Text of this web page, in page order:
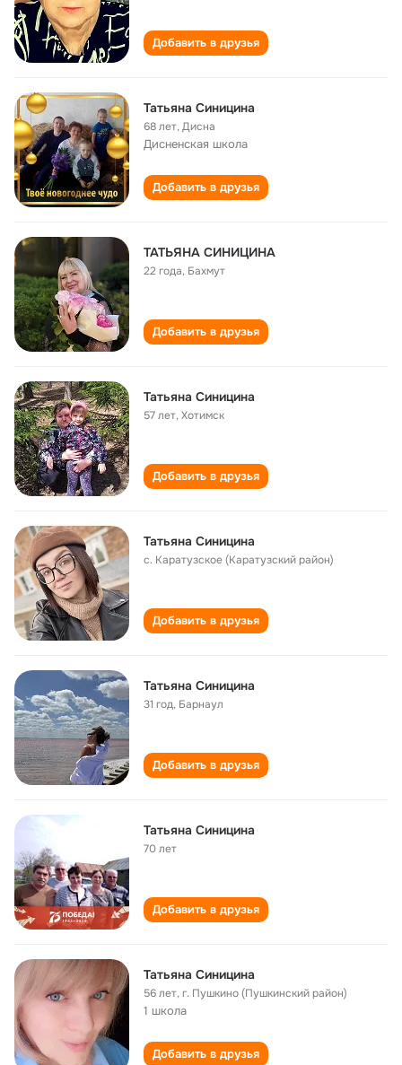
Добавить в друзья
Татьяна Синицина
68 лет,Дисна
Дисненская школа
Добавить в друзья
ТАТЬЯНА СИНИЦИНА
22 года, Бахмут
Добавить в друзья
Татьяна Синицина
57 лет,Хотимск
Добавить в друзья
Татьяна Синицина
с. Каратузское (Каратузский район)
Добавить в друзья
Татьяна Синицина
31 год, Барнаул
Добавить в друзья
Татьяна Синицина
70 лет
Добавить в друзья
Татьяна Синицина
56 лет,г. Пушкино (Пушкинский район)
1 школа
Добавить в друзья